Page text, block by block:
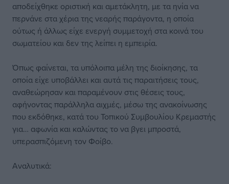
αποδείχθηκε οριστική και αμετάκλητη, με τα ηνία να
περνάνε στα χέρια της νεαρής παράγοντα, η οποία
ούτως ή άλλως είχε ενεργή συμμετοχή στα κοινά του
σωματείου και δεν της λείπει η εμπειρία.
Όπως φαίνεται, τα υπόλοιπα μέλη της διοίκησης, τα
οποία είχε υποβάλλει και αυτά τις παραιτήσεις τους,
αναθεώρησαν και παραμένουν στις θέσεις τους,
αφήνοντας παράλληλα αιχμές, μέσω της ανακοίνωσης
που εκδόθηκε, κατά του Τοπικού Συμβουλίου Κρεμαστής
για… αφωνία και καλώντας το να βγει μπροστά,
υπερασπιζόμενη τον Φοίβο.
Αναλυτικά: